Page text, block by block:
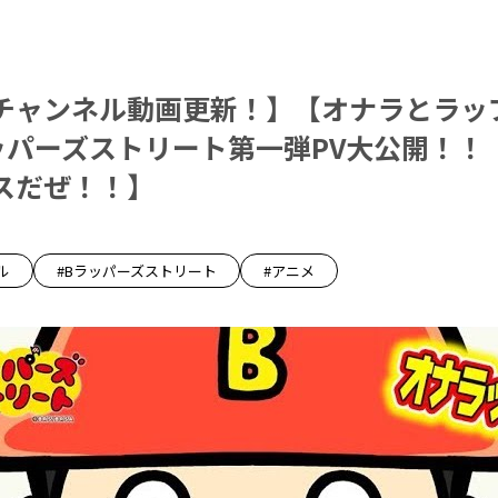
ャンネル動画更新！】【オナラとラッ
ーズストリート第一弾PV大公開！！
ぜ！！】
#Bラッパーズストリート #アニメ